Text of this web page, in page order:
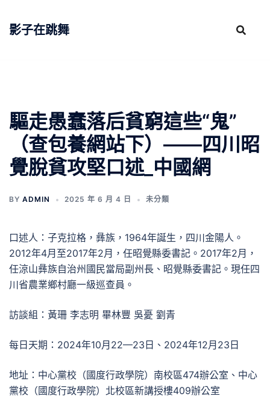
影子在跳舞
驅走愚蠢落后貧窮這些“鬼”
（查包養網站下）——四川昭
覺脫貧攻堅口述_中國網
BY ADMIN 2025 年 6 月 4 日 未分類
口述人：子克拉格，彝族，1964年誕生，四川金陽人。
2012年4月至2017年2月，任昭覺縣委書記。2017年2月，
任涼山彝族自治州國民當局副州長、昭覺縣委書記。現任四
川省農業鄉村廳一級巡查員。
訪談組：黃珊 李志明 畢林豐 吳憂 劉青
每日天期：2024年10月22—23日、2024年12月23日
地址：中心黨校（國度行政學院）南校區474辦公室、中心
黨校（國度行政學院）北校區新講授樓409辦公室